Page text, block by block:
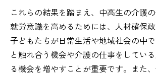
これらの結果を踏まえ、中高生の介護
就労意識を高めるためには、人材確保政
子どもたちが日常生活や地域社会の中
と触れ合う機会や介護の仕事をしてい
る機会を増やすことが重要です。また